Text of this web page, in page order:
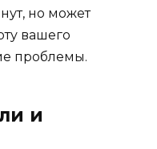
но может
вашего
проблемы.
и